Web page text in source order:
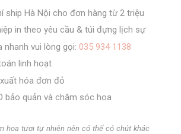
ship Hà Nội cho đơn hàng từ 2 triệu
in theo yêu cầu & túi đựng lịch sự
nhanh vui lòng gọi: 035 934 1138
linh hoạt
hóa đơn đỏ
bảo quản và chăm sóc hoa
hoa tươi tự nhiên nên có thể có chút khác